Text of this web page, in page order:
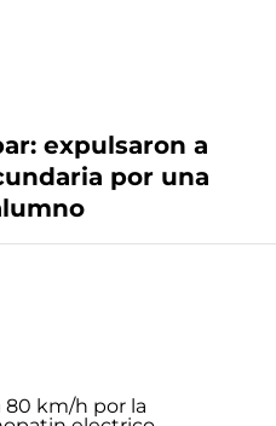
expulsaron a
por una